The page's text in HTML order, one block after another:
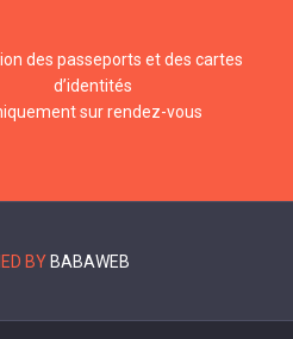
des passeports et des cartes
d’identités
sur rendez-vous
BY BABAWEB